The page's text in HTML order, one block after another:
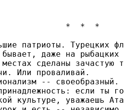
*  *  *
патриоты. Турецких
даже на рыбацких
сделаны зачастую
Или проваливай.
--
если ты
культуре, уважаешь